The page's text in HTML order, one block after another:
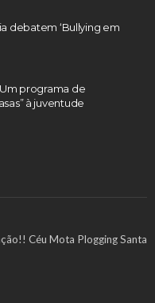
debatem ‘Bullying em
programa de
à juventude
Céu Mota Plogging Santa